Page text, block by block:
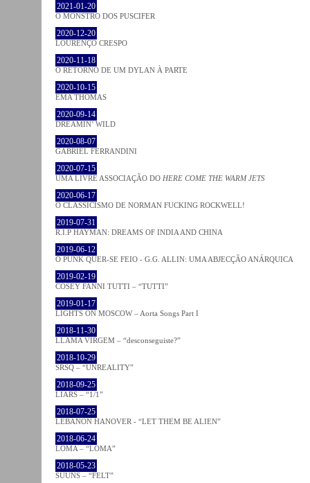
2021-01-20
O MONSTRO DOS PUSCIFER
2020-12-20
LOURENÇO CRESPO
2020-11-18
O RETORNO DE UM DYLAN À PARTE
2020-10-15
EMA THOMAS
2020-09-14
DREAMIN’ WILD
2020-08-07
GABRIEL FERRANDINI
2020-07-15
UMA LIVRE ASSOCIAÇÃO DO HERE COME THE WARM JETS
2020-06-17
O CLASSICISMO DE NORMAN FUCKING ROCKWELL!
2019-07-31
R.I.P HAYMAN: DREAMS OF INDIA AND CHINA
2019-06-12
O PUNK QUER-SE FEIO - G.G. ALLIN: UMA ABJECÇÃO ANÁRQUICA
2019-02-19
COSEY FANNI TUTTI – “TUTTI”
2019-01-17
LIGHTS ON MOSCOW – Aorta Songs Part I
2018-11-30
LLAMA VIRGEM – “desconseguiste?”
2018-10-29
SRSQ – “UNREALITY”
2018-09-25
LIARS – “1/1”
2018-07-25
LEBANON HANOVER - “LET THEM BE ALIEN”
2018-06-24
LOMA – “LOMA”
2018-05-23
SUUNS – “FELT”